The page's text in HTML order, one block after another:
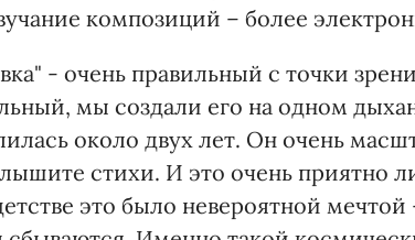
композиций – более
- очень правильный с точки
мы создали его на одном
около двух лет. Он очень
стихи. И это очень приятно
это было невероятной